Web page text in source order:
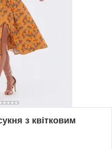
з квітковим